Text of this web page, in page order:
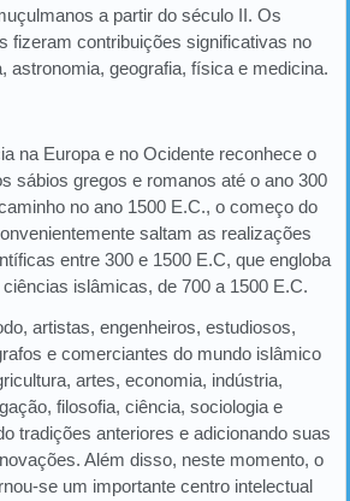
a partir do século II. Os
fizeram contribuições significativas no
astronomia, geografia, física e medicina.
na Europa e no Ocidente reconhece o
sábios gregos e romanos até o ano 300
no ano 1500 E.C., o começo do
saltam as realizações
entre 300 e 1500 E.C, que engloba
islâmicas, de 700 a 1500 E.C.
artistas, engenheiros, estudiosos,
e comerciantes do mundo islâmico
artes, economia, indústria,
filosofia, ciência, sociologia e
tradições anteriores e adicionando suas
Além disso, neste momento, o
se um importante centro intelectual